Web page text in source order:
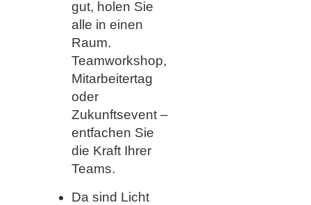
gut, holen Sie
alle in einen
Raum.
Teamworkshop,
Mitarbeitertag
oder
Zukunftsevent –
entfachen Sie
die Kraft Ihrer
Teams.
Da sind Licht